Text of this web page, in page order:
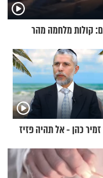
קולות מלחמה מהר
כהן - אל תהיה פזיז